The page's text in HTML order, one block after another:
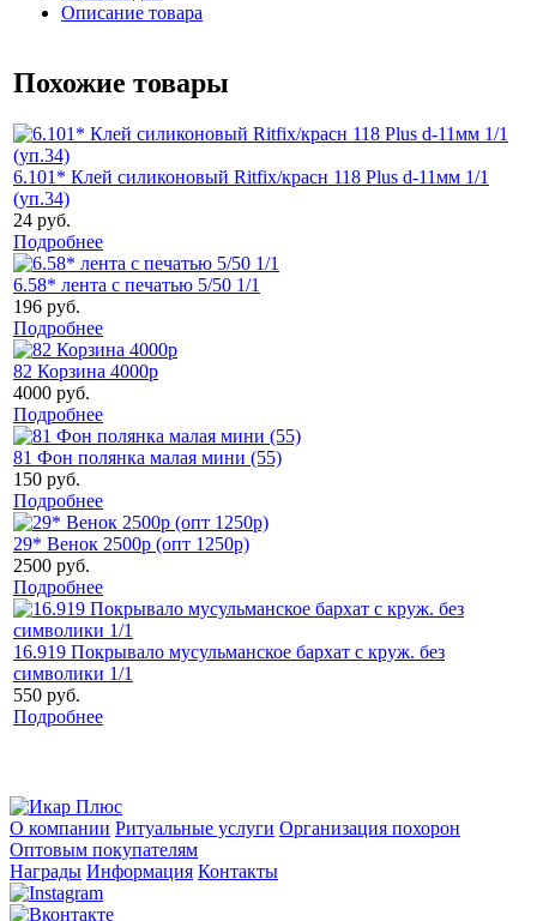
Описание товара
Похожие товары
6.101* Клей силиконовый Ritfix/красн 118 Plus d-11мм 1/1
(уп.34)
24 руб.
Подробнее
6.58* лента с печатью 5/50 1/1
196 руб.
Подробнее
82 Корзина 4000р
4000 руб.
Подробнее
81 Фон полянка малая мини (55)
150 руб.
Подробнее
29* Венок 2500р (опт 1250р)
2500 руб.
Подробнее
16.919 Покрывало мусульманское бархат с круж. без
символики 1/1
550 руб.
Подробнее
О компании Ритуальные услуги Организация похорон
Оптовым покупателям
Награды Информация Контакты